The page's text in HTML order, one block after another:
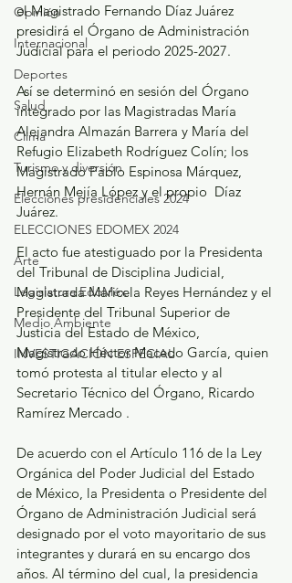
Opinión
Internacional
Deportes
Salud
Clima
Turismo y diversión
Elecciones presidenciales 2024
ELECCIONES EDOMEX 2024
Arte
Legislatura EdoMéx
Medio Ambiente
INVESTIGACIÓN ESPECIAL
el Magistrado Fernando Díaz Juárez
presidirá el Órgano de Administración
Judicial para el periodo 2025-2027.
Así se determinó en sesión del Órgano
integrado por las Magistradas María
Alejandra Almazán Barrera y María del
Refugio Elizabeth Rodríguez Colín; los
Magistrado Pablo Espinosa Márquez,
Hernán Mejía López y el propio  Díaz
Juárez.
El acto fue atestiguado por la Presidenta
del Tribunal de Disciplina Judicial,
Magistrada Maricela Reyes Hernández y el
Presidente del Tribunal Superior de
Justicia del Estado de México,
Magistrado Héctor Macedo García, quien
tomó protesta al titular electo y al
Secretario Técnico del Órgano, Ricardo
Ramírez Mercado .
De acuerdo con el Artículo 116 de la Ley
Orgánica del Poder Judicial del Estado
de México, la Presidenta o Presidente del
Órgano de Administración Judicial será
designado por el voto mayoritario de sus
integrantes y durará en su encargo dos
años. Al término del cual, la presidencia